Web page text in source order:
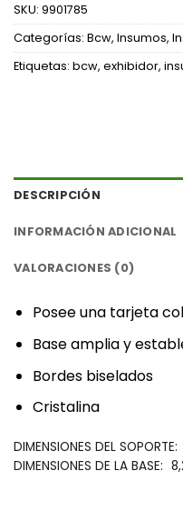
SKU: 9901785
Categorías: Bcw, Insumos,
Etiquetas: bcw, exhibidor,
DESCRIPCIÓN
INFORMACIÓN ADICIONAL
VALORACIONES (0)
‎Posee una tarjeta
‎Base amplia y
‎Bordes biselados‎
‎Cristalina‎
‎DIMENSIONES DEL SOPORTE:‎
‎DIMENSIONES DE LA BASE:‎